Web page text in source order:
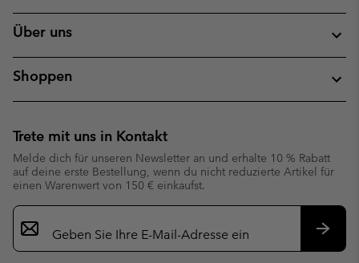
Über uns
Shoppen
Trete mit uns in Kontakt
Melde dich für unseren Newsletter an und erhalte 10 % Rabatt
auf deine erste Bestellung, wenn du nicht reduzierte Artikel für
einen Warenwert von 150 € einkaufst.
Newsletter-
Anmeldung